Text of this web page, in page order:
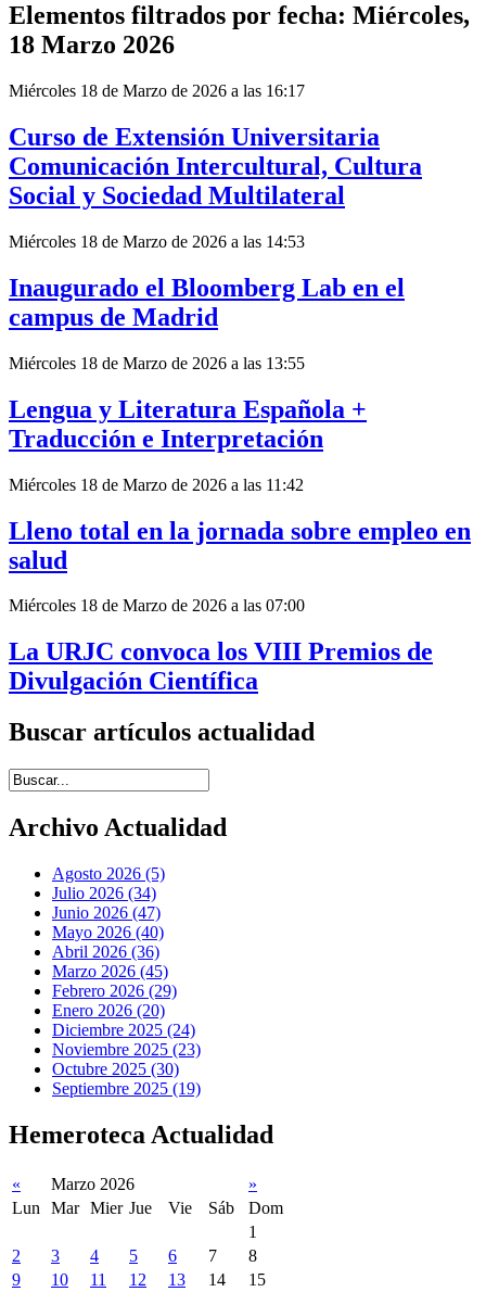
Elementos filtrados por fecha: Miércoles,
18 Marzo 2026
Miércoles 18 de Marzo de 2026 a las 16:17
Curso de Extensión Universitaria
Comunicación Intercultural, Cultura
Social y Sociedad Multilateral
Miércoles 18 de Marzo de 2026 a las 14:53
Inaugurado el Bloomberg Lab en el
campus de Madrid
Miércoles 18 de Marzo de 2026 a las 13:55
Lengua y Literatura Española +
Traducción e Interpretación
Miércoles 18 de Marzo de 2026 a las 11:42
Lleno total en la jornada sobre empleo en
salud
Miércoles 18 de Marzo de 2026 a las 07:00
La URJC convoca los VIII Premios de
Divulgación Científica
Buscar artículos actualidad
Introduce términos de búsqueda
Archivo Actualidad
Agosto 2026 (5)
Julio 2026 (34)
Junio 2026 (47)
Mayo 2026 (40)
Abril 2026 (36)
Marzo 2026 (45)
Febrero 2026 (29)
Enero 2026 (20)
Diciembre 2025 (24)
Noviembre 2025 (23)
Octubre 2025 (30)
Septiembre 2025 (19)
Hemeroteca Actualidad
« Marzo 2026
»
Lun
Mar Mier Jue Vie Sáb
Dom
1
2
3 4 5 6 7
8
9
10 11 12 13 14
15